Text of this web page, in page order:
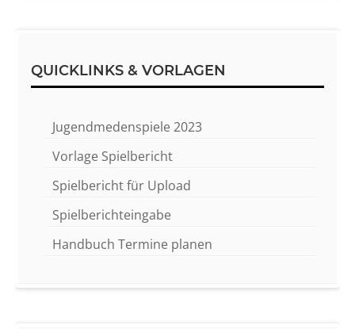
QUICKLINKS & VORLAGEN
Jugendmedenspiele 2023
Vorlage Spielbericht
Spielbericht für Upload
Spielberichteingabe
Handbuch Termine planen